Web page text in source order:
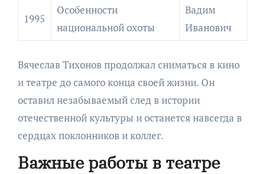
1995
Особенности
национальной охоты
Вадим
Иванович
Вячеслав Тихонов продолжал сниматься в кино
и театре до самого конца своей жизни. Он
оставил незабываемый след в истории
отечественной культуры и останется навсегда в
сердцах поклонников и коллег.
Важные работы в театре